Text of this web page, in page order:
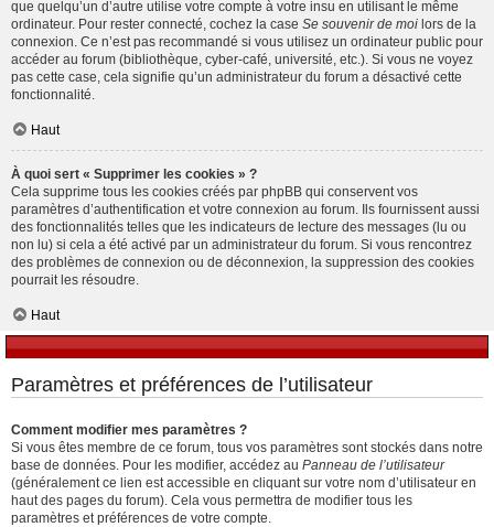
que quelqu’un d’autre utilise votre compte à votre insu en utilisant le même
ordinateur. Pour rester connecté, cochez la case Se souvenir de moi lors de la
connexion. Ce n’est pas recommandé si vous utilisez un ordinateur public pour
accéder au forum (bibliothèque, cyber-café, université, etc.). Si vous ne voyez
pas cette case, cela signifie qu’un administrateur du forum a désactivé cette
fonctionnalité.
Haut
À quoi sert « Supprimer les cookies » ?
Cela supprime tous les cookies créés par phpBB qui conservent vos
paramètres d’authentification et votre connexion au forum. Ils fournissent aussi
des fonctionnalités telles que les indicateurs de lecture des messages (lu ou
non lu) si cela a été activé par un administrateur du forum. Si vous rencontrez
des problèmes de connexion ou de déconnexion, la suppression des cookies
pourrait les résoudre.
Haut
Paramètres et préférences de l’utilisateur
Comment modifier mes paramètres ?
Si vous êtes membre de ce forum, tous vos paramètres sont stockés dans notre
base de données. Pour les modifier, accédez au Panneau de l’utilisateur
(généralement ce lien est accessible en cliquant sur votre nom d’utilisateur en
haut des pages du forum). Cela vous permettra de modifier tous les
paramètres et préférences de votre compte.